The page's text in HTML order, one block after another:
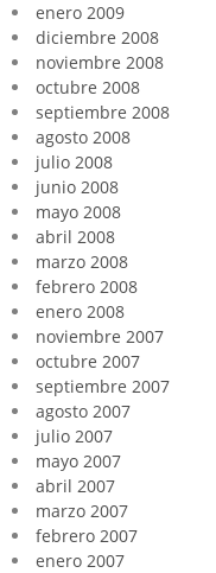
enero 2009
diciembre 2008
noviembre 2008
octubre 2008
septiembre 2008
agosto 2008
julio 2008
junio 2008
mayo 2008
abril 2008
marzo 2008
febrero 2008
enero 2008
noviembre 2007
octubre 2007
septiembre 2007
agosto 2007
julio 2007
mayo 2007
abril 2007
marzo 2007
febrero 2007
enero 2007